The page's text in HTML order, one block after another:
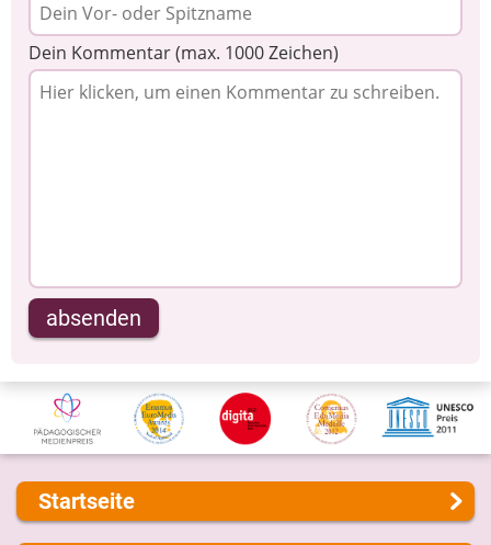
Dein Kommentar (max. 1000 Zeichen)
absenden
Startseite